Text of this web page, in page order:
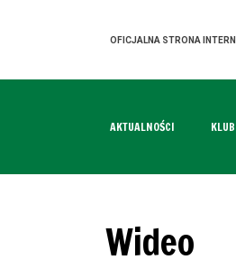
OFICJALNA STRONA
AKTUALNOŚCI KLUB
Wideo